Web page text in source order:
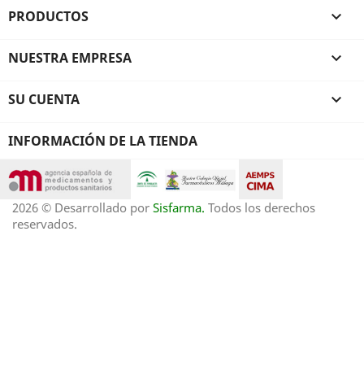
PRODUCTOS 
NUESTRA EMPRESA 
SU CUENTA 
INFORMACIÓN DE LA TIENDA
2026 © Desarrollado por Sisfarma. Todos los derechos
reservados.